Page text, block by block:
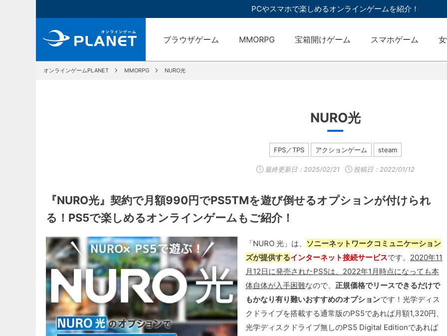
PCやスマホで楽しめるオンラインゲームを紹介！
ブラウザゲーム MMORPG 宝箱開けゲーム スマホゲーム
オンラインゲームPLANET MMORPG NURO光
NURO光
FPS／TPS アクションゲーム steam
最終更新日： 2025/02/21 投稿日：2022/01/12
『NURO光』契約で月額990円でPS5TMを遊び倒せるオプションが付けられ
る！PS5で楽しめるオンラインゲームもご紹介！
「NURO 光」は、 ソニーネットワークコミュニケーション
ズが提供するインターネット接続サービスです。 2020年11
月12日に発売されたPS5は、2022年1月時点になっても本
体自体が入手困難なので、正規価格でリースできるだけで
もかなり有り難いおすすめのオプションです！光学ディス
クドライブを搭載する通常版のPS5であれば月額1,320円、
光学ディスクドライブ無しのPS5 Digital Editionであれば